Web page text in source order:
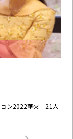
ョン2022華火 21人